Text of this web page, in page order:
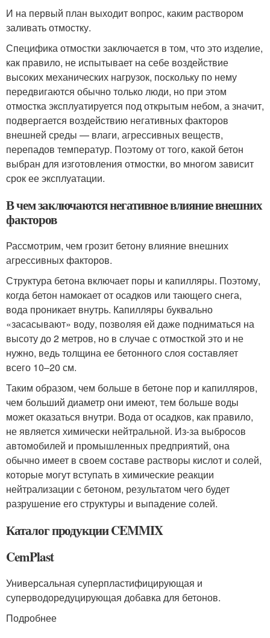
И на первый план выходит вопрос, каким раствором
заливать отмостку.
Специфика отмостки заключается в том, что это изделие,
как правило, не испытывает на себе воздействие
высоких механических нагрузок, поскольку по нему
передвигаются обычно только люди, но при этом
отмостка эксплуатируется под открытым небом, а значит,
подвергается воздействию негативных факторов
внешней среды — влаги, агрессивных веществ,
перепадов температур. Поэтому от того, какой бетон
выбран для изготовления отмостки, во многом зависит
срок ее эксплуатации.
В чем заключаются негативное влияние внешних
факторов
Рассмотрим, чем грозит бетону влияние внешних
агрессивных факторов.
Структура бетона включает поры и капилляры. Поэтому,
когда бетон намокает от осадков или тающего снега,
вода проникает внутрь. Капилляры буквально
«засасывают» воду, позволяя ей даже подниматься на
высоту до 2 метров, но в случае с отмосткой это и не
нужно, ведь толщина ее бетонного слоя составляет
всего 10–20 см.
Таким образом, чем больше в бетоне пор и капилляров,
чем больший диаметр они имеют, тем больше воды
может оказаться внутри. Вода от осадков, как правило,
не является химически нейтральной. Из-за выбросов
автомобилей и промышленных предприятий, она
обычно имеет в своем составе растворы кислот и солей,
которые могут вступать в химические реакции
нейтрализации с бетоном, результатом чего будет
разрушение его структуры и выпадение солей.
Каталог продукции CEMMIX
CemPlast
Универсальная суперпластифицирующая и
суперводоредуцирующая добавка для бетонов.
Подробнее